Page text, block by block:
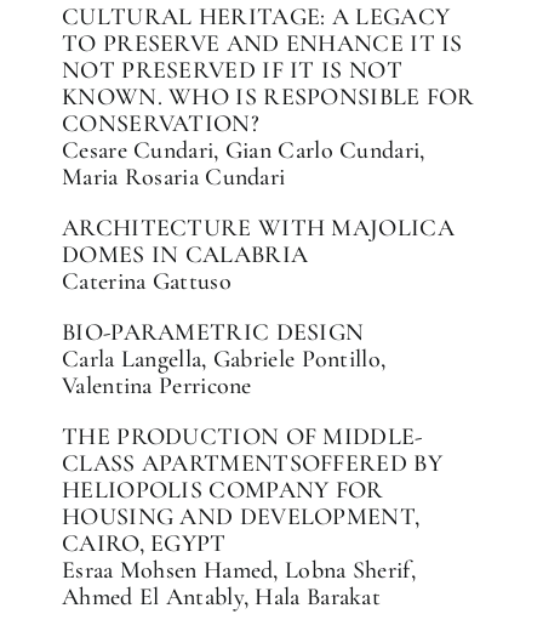
CULTURAL HERITAGE: A LEGACY
TO PRESERVE AND ENHANCE IT IS
NOT PRESERVED IF IT IS NOT
KNOWN. WHO IS RESPONSIBLE FOR
CONSERVATION?
Cesare Cundari, Gian Carlo Cundari,
Maria Rosaria Cundari
ARCHITECTURE WITH MAJOLICA
DOMES IN CALABRIA
Caterina Gattuso
BIO-PARAMETRIC DESIGN
Carla Langella, Gabriele Pontillo,
Valentina Perricone
THE PRODUCTION OF MIDDLE-
CLASS APARTMENTSOFFERED BY
HELIOPOLIS COMPANY FOR
HOUSING AND DEVELOPMENT,
CAIRO, EGYPT
Esraa Mohsen Hamed, Lobna Sherif,
Ahmed El Antably, Hala Barakat